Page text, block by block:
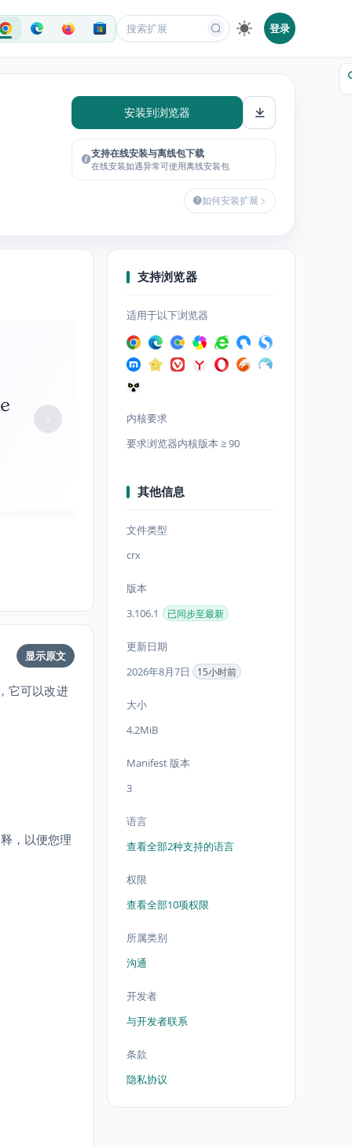
登录
安装到浏览器
支持在线安装与离线包下载
在线安装如遇异常可使用离线安装包
如何安装扩展
显示原文
它可以改进
，以便您理
支持浏览器
适用于以下浏览器
内核要求
要求浏览器内核版本 ≥ 90
其他信息
文件类型
crx
版本
3.106.1
已同步至最新
更新日期
2026年8月7日
15小时前
大小
4.2MiB
Manifest 版本
3
语言
查看全部2种支持的语言
权限
查看全部10项权限
所属类别
沟通
开发者
与开发者联系
条款
隐私协议